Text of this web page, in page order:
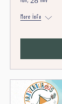
More info